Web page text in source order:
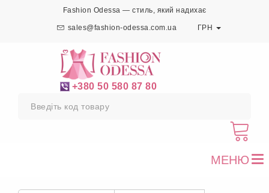
Fashion Odessa — стиль, який надихає
sales@fashion-odessa.com.ua ГРН
+380 50 580 87 80
МЕНЮ